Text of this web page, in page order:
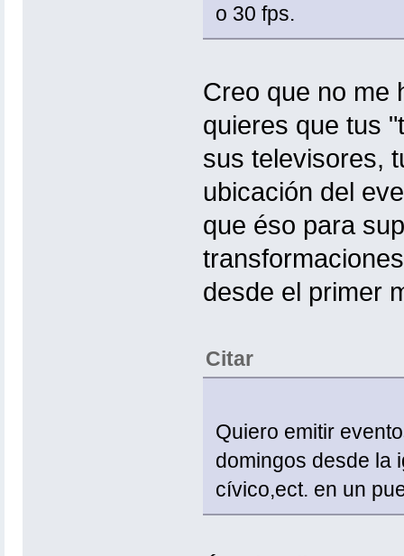
o 30 fps.
Creo que no me
quieres que tus
sus televisores,
ubicación del
que éso para
desde el primer
Citar
Quiero emitir
domingos desde la
cívico,ect. en un